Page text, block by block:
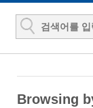
Browsing